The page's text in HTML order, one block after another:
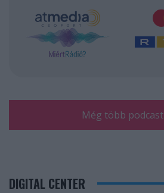
Még több podcast
DIGITAL CENTER